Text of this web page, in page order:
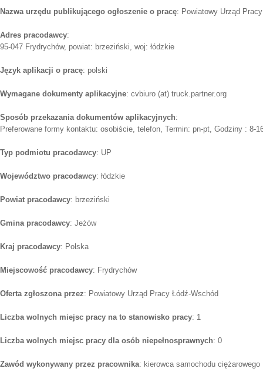
Nazwa urzędu publikującego ogłoszenie o pracę: Powiatowy Urząd
Adres pracodawcy:
95-047 Frydrychów, powiat: brzeziński, woj: łódzkie
Język aplikacji o pracę: polski
Wymagane dokumenty aplikacyjne: cvbiuro (at) truck.partner.org
Sposób przekazania dokumentów aplikacyjnych:
Preferowane formy kontaktu: osobiście, telefon, Termin: pn-pt, Godziny : 8-
Typ podmiotu pracodawcy: UP
Województwo pracodawcy: łódzkie
Powiat pracodawcy: brzeziński
Gmina pracodawcy: Jeżów
Kraj pracodawcy: Polska
Miejscowość pracodawcy: Frydrychów
Oferta zgłoszona przez: Powiatowy Urząd Pracy Łódź-Wschód
Liczba wolnych miejsc pracy na to stanowisko pracy: 1
Liczba wolnych miejsc pracy dla osób niepełnosprawnych: 0
Zawód wykonywany przez pracownika: kierowca samochodu ciężarowego